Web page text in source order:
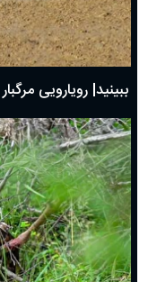
ببینید| رویارویی